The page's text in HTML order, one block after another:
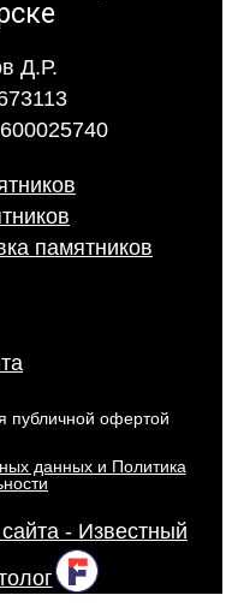
Д.Р.
памятников
публичной офертой
данных и Политика
- Известный